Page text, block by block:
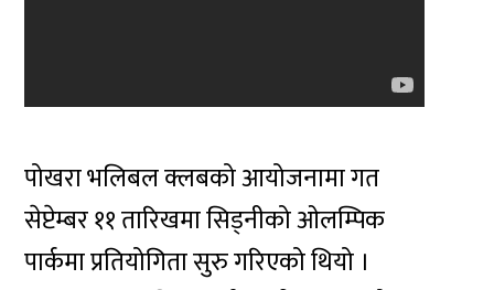
पोखरा भलिबल क्लबको आयोजनामा गत
सेप्टेम्बर ११ तारिखमा सिड्नीको ओलम्पिक
पार्कमा प्रतियोगिता सुरु गरिएको थियो ।